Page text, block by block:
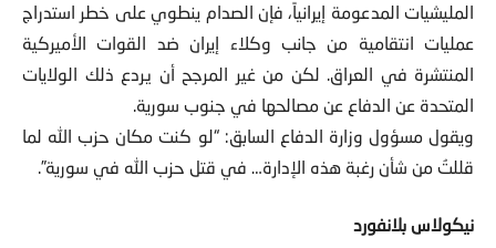
المليشيات المدعومة إيرانياً، فإن الصدام ينطوي على خطر استدراج
عمليات انتقامية من جانب وكلاء إيران ضد القوات الأميركية
المنتشرة في العراق. لكن من غير المرجح أن يردع ذلك الولايات
المتحدة عن الدفاع عن مصالحها في جنوب سورية.
ويقول مسؤول وزارة الدفاع السابق: “لو كنت مكان حزب الله لما
قللتُ من شأن رغبة هذه الإدارة… في قتل حزب الله في سورية”.
نيكولاس بلانفورد